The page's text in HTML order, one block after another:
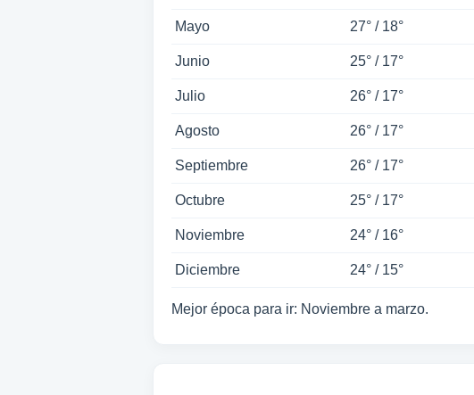
Mayo 27° / 18°
Junio 25° / 17°
Julio 26° / 17°
Agosto 26° / 17°
Septiembre 26° / 17°
Octubre 25° / 17°
Noviembre 24° / 16°
Diciembre 24° / 15°
Mejor época para ir: Noviembre a marzo.